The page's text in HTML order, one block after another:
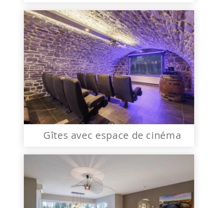
Gîtes avec espace de cinéma